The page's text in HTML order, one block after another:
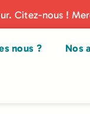
Citez-nous !
nous ? Nos